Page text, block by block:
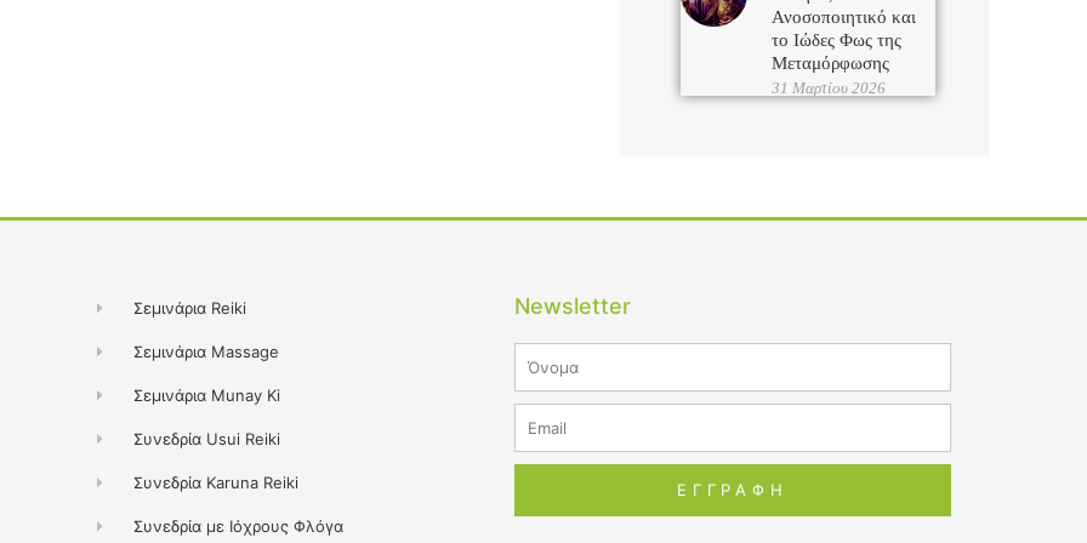
Ανοσοποιητικό και
το Ιώδες Φως της
Μεταμόρφωσης
31 Μαρτίου 2026
Σεμινάρια Reiki
Σεμινάρια Massage
Σεμινάρια Munay Ki
Συνεδρία Usui Reiki
Συνεδρία Karuna Reiki
Συνεδρία με Ιόχρους Φλόγα
Newsletter
Name
Email
ΕΓΓΡΑΦΗ